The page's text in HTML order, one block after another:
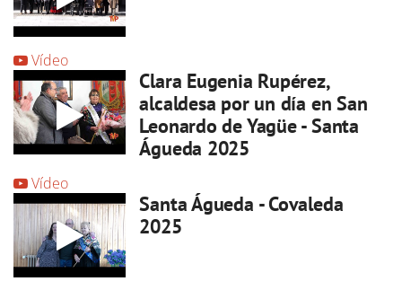
Vídeo
Clara Eugenia Rupérez,
alcaldesa por un día en San
Leonardo de Yagüe - Santa
Águeda 2025
Vídeo
Santa Águeda - Covaleda
2025